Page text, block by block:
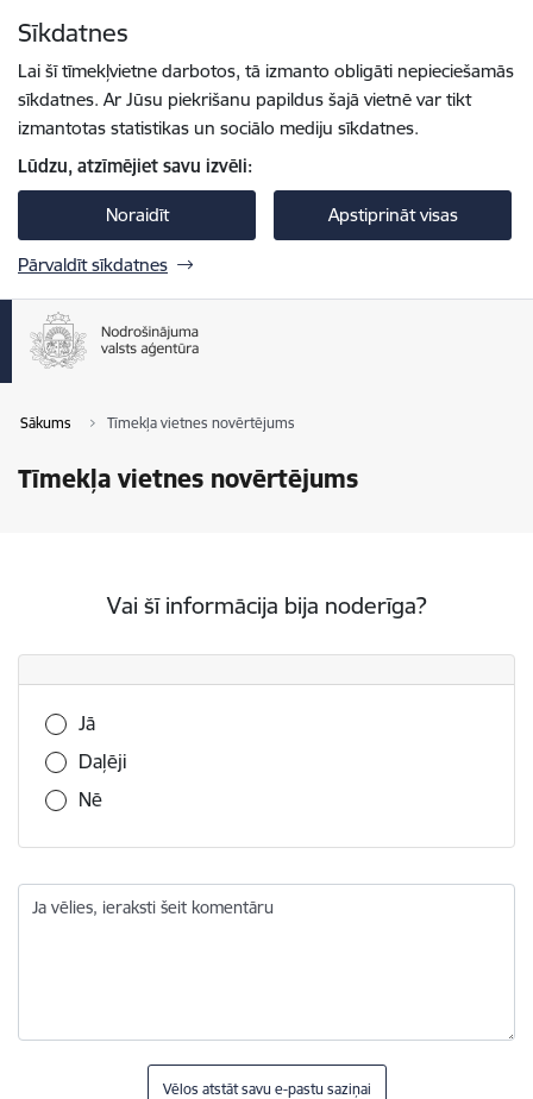
Sīkdatnes
Lai šī tīmekļvietne darbotos, tā izmanto obligāti nepieciešamās
sīkdatnes. Ar Jūsu piekrišanu papildus šajā vietnē var tikt
izmantotas statistikas un sociālo mediju sīkdatnes.
Lūdzu, atzīmējiet savu izvēli:
Noraidīt Apstiprināt visas
Pārvaldīt sīkdatnes
Sākums Tīmekļa vietnes novērtējums
Tīmekļa vietnes novērtējums
Vai šī informācija bija noderīga?
Vai šī informācija bija noderīga?
Jā
Daļēji
Nē
Ja vēlies, ieraksti šeit komentāru
Vēlos atstāt savu e-pastu saziņai